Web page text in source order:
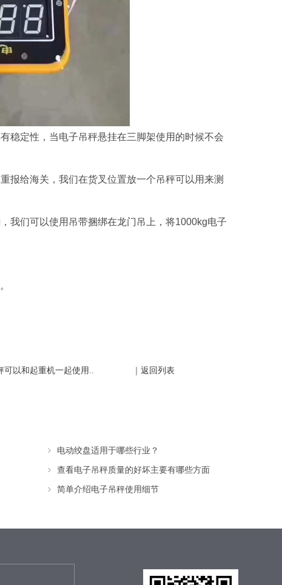
稳定性，当电子吊秤悬挂在三脚架使用的时候不会
报给海关，我们在货叉位置放一个吊秤可以用来测
我们可以使用吊带捆绑在龙门吊上，将1000kg电子
可以和起重机一起使用.. ｜返回列表
电动绞盘适用于哪些行业？
查看电子吊秤质量的好坏主要有哪些方面
简单介绍电子吊秤使用细节